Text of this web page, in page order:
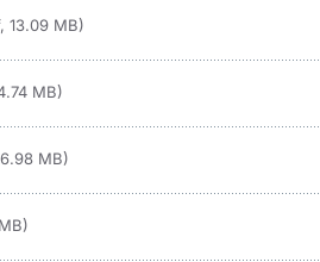
13.09 MB)
MB)
MB)